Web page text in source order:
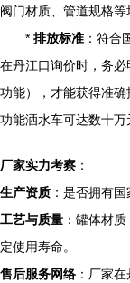
阀门材质、管道规格等
* 排放标准 ：符合
在丹江口询价时，务
功能），才能获得准
功能洒水车可达数十万
厂家实力考察 ：
生产资质 ：是否拥有
工艺与质量 ：罐体材
定使用寿命。
售后服务网络 ：厂家